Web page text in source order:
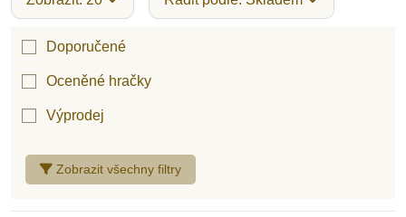
Zobrazit všechny filtry
Doporučené
Oceněné hračky
Výprodej